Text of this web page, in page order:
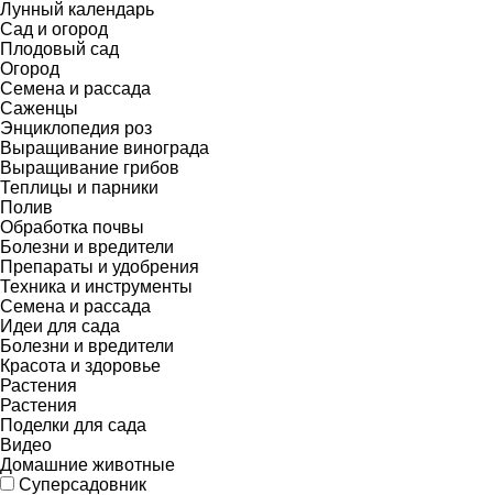
Лунный календарь
Сад и огород
Плодовый сад
Огород
Семена и рассада
Саженцы
Энциклопедия роз
Выращивание винограда
Выращивание грибов
Теплицы и парники
Полив
Обработка почвы
Болезни и вредители
Препараты и удобрения
Техника и инструменты
Семена и рассада
Идеи для сада
Болезни и вредители
Красота и здоровье
Растения
Растения
Поделки для сада
Видео
Домашние животные
Суперсадовник